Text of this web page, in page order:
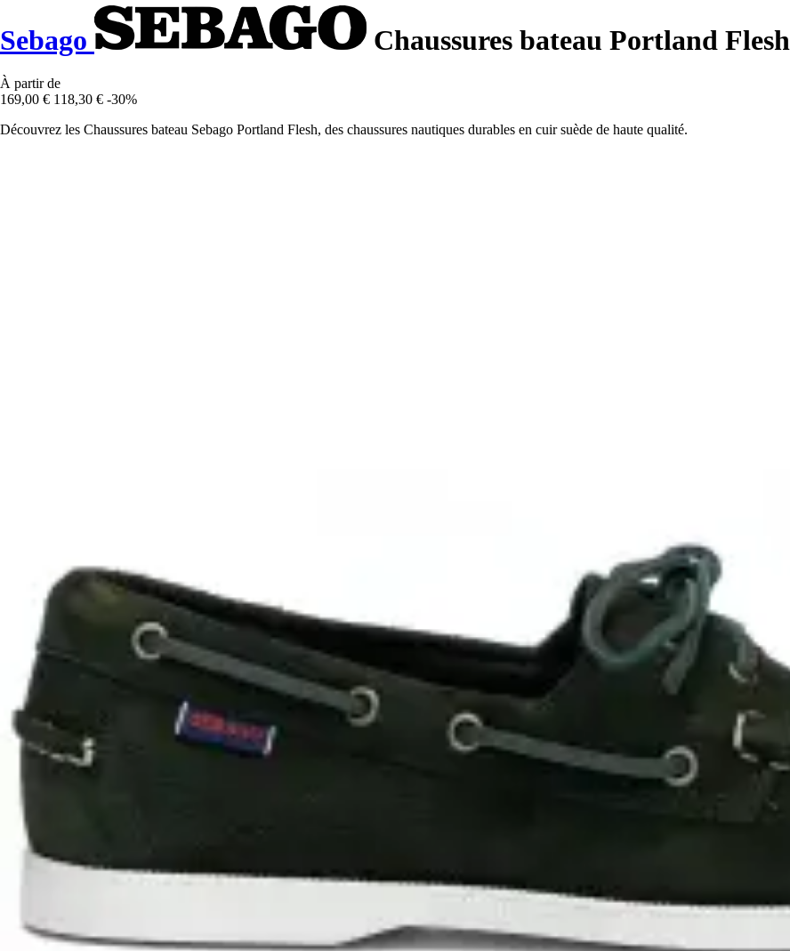
Sebago Chaussures bateau Portland Flesh
À partir de
169,00 € 118,30 € -30%
Découvrez les Chaussures bateau Sebago Portland Flesh, des chaussures nautiques durables en cuir suède de haute qualité.